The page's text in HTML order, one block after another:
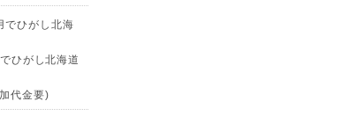
でひがし北海
ひがし北海道
代金要)